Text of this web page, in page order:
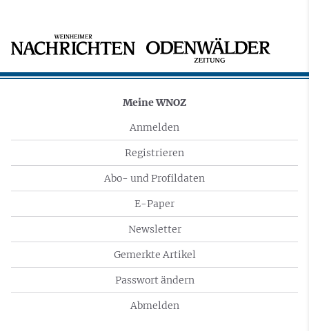
Meine WNOZ
Anmelden
Registrieren
Abo- und Profildaten
E-Paper
Newsletter
Gemerkte Artikel
Passwort ändern
Abmelden